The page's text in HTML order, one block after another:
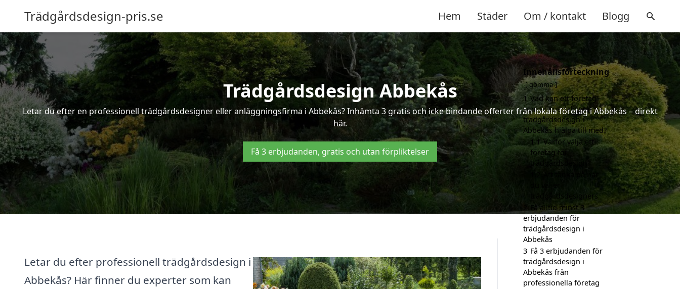
Trädgårdsdesign-pris.se Hem Städer Om / kontakt Blogg
Trädgårdsdesign Abbekås
Letar du efter en professionell trädgårdsdesigner eller anläggningsfirma i Abbekås? Inhämta 3 gratis och icke bindande offerter från lokala företag i Abbekås – direkt
här.
Få 3 erbjudanden, gratis och utan förpliktelser
Letar du efter professionell trädgårdsdesign i
Abbekås? Här finner du experter som kan
Innehållsförteckning
gömma
1 Vad kan ett företag
som är specialiserat på
trädgårdsdesign i
Abbekås hjälpa till med?
1.1 Varför välja ett
företag för
trädgårdsdesign?
trädgårdsdesigners
Få alltid minst 3
erbjudanden för
trädgårdsdesign i
Abbekås
3 Få 3 erbjudanden för
trädgårdsdesign i
Abbekås från
professionella företag